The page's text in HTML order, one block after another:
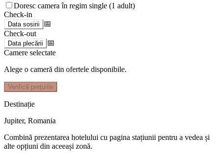
Doresc camera în regim single (1 adult)
Check-in
Data sosirii
📅
Check-out
Data plecării
📅
Camere selectate
Alege o cameră din ofertele disponibile.
Verifică prețurile
Destinație
Jupiter, Romania
Combină prezentarea hotelului cu pagina stațiunii pentru a vedea și
alte opțiuni din aceeași zonă.